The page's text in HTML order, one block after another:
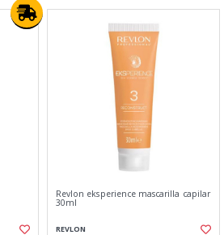
Revlon eksperience mascarilla capilar
30ml
REVLON